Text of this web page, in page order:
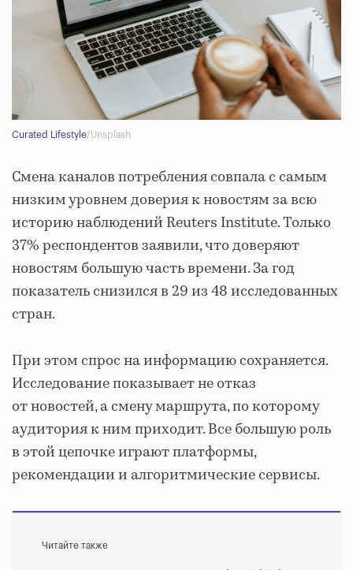
Curated Lifestyle/Unsplash
Смена каналов потребления совпала с самым
низким уровнем доверия к новостям за всю
историю наблюдений Reuters Institute. Только
37% респондентов заявили, что доверяют
новостям большую часть времени. За год
показатель снизился в 29 из 48 исследованных
стран.
При этом спрос на информацию сохраняется.
Исследование показывает не отказ
от новостей, а смену маршрута, по которому
аудитория к ним приходит. Все большую роль
в этой цепочке играют платформы,
рекомендации и алгоритмические сервисы.
Читайте также